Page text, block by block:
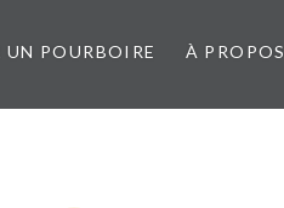
UN POURBOIRE À PROPOS